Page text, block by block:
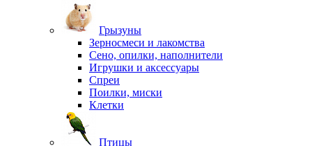
Грызуны
Зерносмеси и лакомства
Сено, опилки, наполнители
Игрушки и аксессуары
Спреи
Поилки, миски
Клетки
Птицы